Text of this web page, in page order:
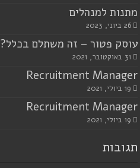
מתנות למנהלים
26 ביוני, 2023
עוסק פטור – זה משתלם בכלל?
31 באוקטובר, 2021
Recruitment Manager
19 ביולי, 2021
Recruitment Manager
19 ביולי, 2021
תגובות